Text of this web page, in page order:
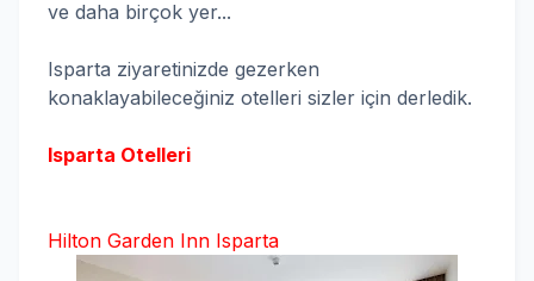
ve daha birçok yer...
Isparta ziyaretinizde gezerken
konaklayabileceğiniz otelleri sizler için derledik.
Isparta Otelleri
Hilton Garden Inn Isparta